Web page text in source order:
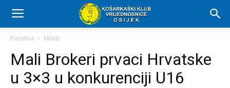
Početna Mladi
Mali Brokeri prvaci Hrvatske
u 3×3 u konkurenciji U16